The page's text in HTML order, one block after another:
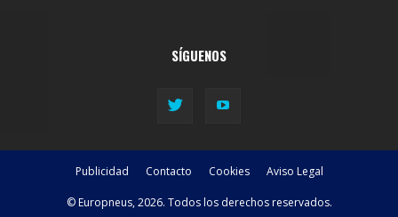
SÍGUENOS
Publicidad Contacto Cookies Aviso Legal
© Europneus, 2026. Todos los derechos reservados.